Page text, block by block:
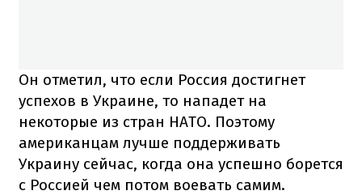
Он отметил, что если Россия достигнет
успехов в Украине, то нападет на
некоторые из стран НАТО. Поэтому
американцам лучше поддерживать
Украину сейчас, когда она успешно борется
с Россией чем потом воевать самим.